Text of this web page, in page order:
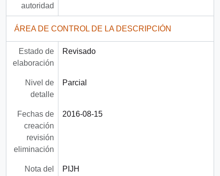
autoridad
ÁREA DE CONTROL DE LA DESCRIPCIÓN
Estado de
elaboración
Revisado
Nivel de
detalle
Parcial
Fechas de
creación
revisión
eliminación
2016-08-15
Nota del
PIJH